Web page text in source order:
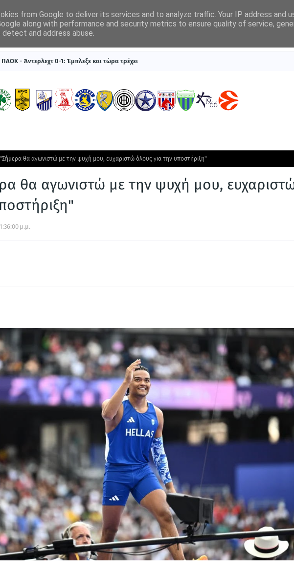
ΒΑΘΜΟΛΟΓΙΕΣ ΠΡΩΤΟΣΕΛΙΔΑ
ΠΑΟΚ - Άντερλεχτ 0-1: Έμπλεξε και τώρα τρέχει
θα αγωνιστώ με την ψυχή μου, ευχαριστώ όλους για την υποστήριξη"
θα αγωνιστώ με την ψυχή μου,
1:36:00 μ.μ.
from Google to deliver its services and to analyze traffic. Your IP address and
along with performance and security metrics to ensure quality of service,
and address abuse.